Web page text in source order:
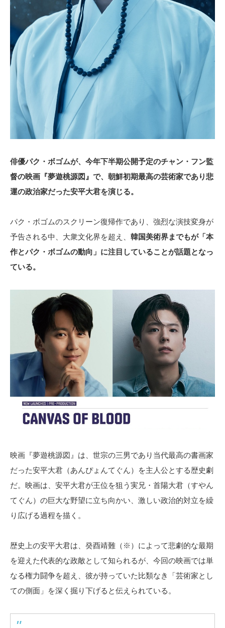
俳優パク・ボゴムが、今年下半期公開予定のチャン・フン監
督の映画『夢遊桃源図』で、朝鮮初期最高の芸術家であり悲
運の政治家だった安平大君を演じる。
パク・ボゴムのスクリーン復帰作であり、強烈な演技変身が
予告される中、大衆文化界を超え、 韓国美術界までもが「本
作とパク・ボゴムの動向」に注目していることが話題となっ
ている。
映画『夢遊桃源図』は、世宗の三男であり当代最高の書画家
だった安平大君（あんぴょんてぐん）を主人公とする歴史劇
だ。映画は、安平大君が王位を狙う実兄・首陽大君（すやん
てぐん）の巨大な野望に立ち向かい、激しい政治的対立を繰
り広げる過程を描く。
歴史上の安平大君は、癸酉靖難（※）によって悲劇的な最期
を迎えた代表的な政敵として知られるが、今回の映画では単
なる権力闘争を超え、彼が持っていた比類なき「芸術家とし
ての側面」を深く掘り下げると伝えられている。